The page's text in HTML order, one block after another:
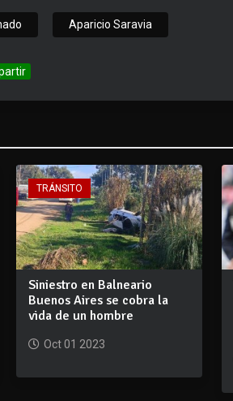
Aparicio Saravia
TRÁNSITO
Siniestro en Balneario
Buenos Aires se cobra la
vida de un hombre
Oct 01 2023